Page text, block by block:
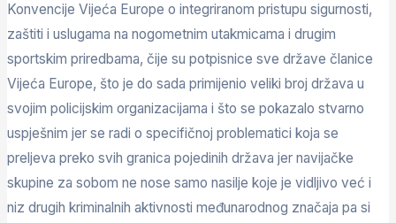
Konvencije Vijeća Europe o integriranom pristupu sigurnosti,
zaštiti i uslugama na nogometnim utakmicama i drugim
sportskim priredbama, čije su potpisnice sve države članice
Vijeća Europe, što je do sada primijenio veliki broj država u
svojim policijskim organizacijama i što se pokazalo stvarno
uspješnim jer se radi o specifičnoj problematici koja se
preljeva preko svih granica pojedinih država jer navijačke
skupine za sobom ne nose samo nasilje koje je vidljivo već i
niz drugih kriminalnih aktivnosti međunarodnog značaja pa si